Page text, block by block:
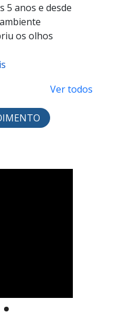
5 anos e desde
os olhos
Ver todos